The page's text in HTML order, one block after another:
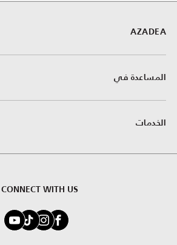
AZADEA
المساعدة في
الخدمات
CONNECT WITH US